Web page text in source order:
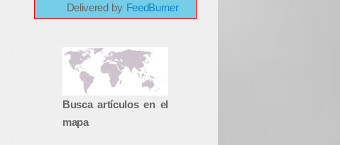
Delivered by FeedBurner
Busca artículos en el
mapa